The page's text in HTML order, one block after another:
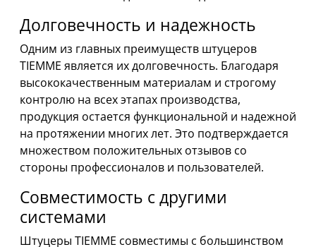
Долговечность и надежность
Одним из главных преимуществ штуцеров
TIEMME является их долговечность. Благодаря
высококачественным материалам и строгому
контролю на всех этапах производства,
продукция остается функциональной и надежной
на протяжении многих лет. Это подтверждается
множеством положительных отзывов со
стороны профессионалов и пользователей.
Совместимость с другими
системами
Штуцеры TIEMME совместимы с большинством